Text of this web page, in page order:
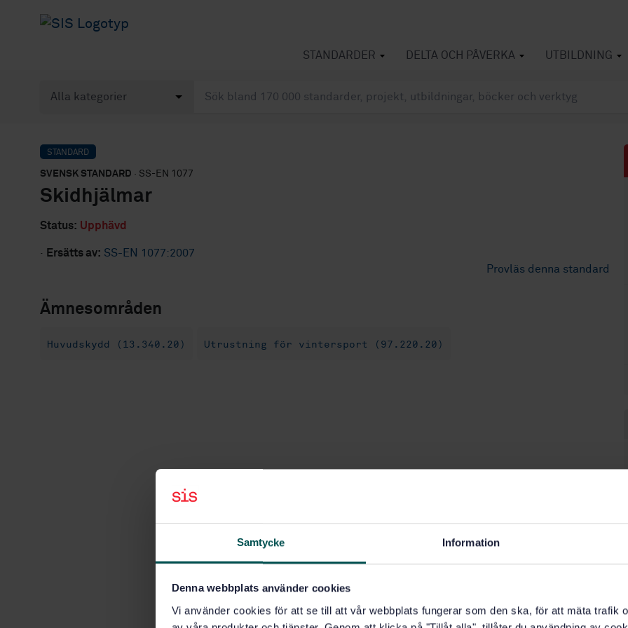
Samtycke Information
Denna webbplats använder cookies
Vi använder cookies för att se till att vår webbplats fungerar som den ska, för att mäta trafik
STANDARDER DELTA OCH PÅVERKA UTBILDNING
STANDARD
SVENSK STANDARD · SS-EN 1077
Skidhjälmar
Status: Upphävd
· Ersätts av: SS-EN 1077:2007
Provläs denna standard
Ämnesområden
Huvudskydd (13.340.20) Utrustning för vintersport (97.220.20)